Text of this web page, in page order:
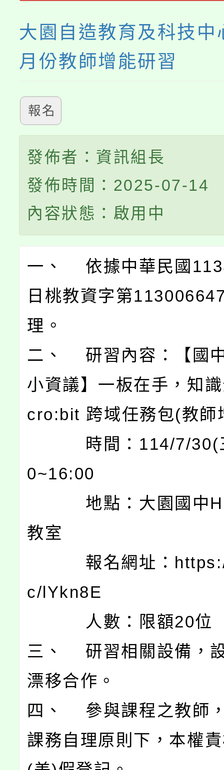
大園自造教育及科技
月份教師增能研習
報名
發佈者：資訊組長
發佈時間：2025-07-14
內容狀態：啟用中
一、 依據中華民國113
日桃教資字第
理。
二、 研習內容：【國
小資議】一板在手，知
cro:bit 跨域任務包(教師
時間：114/7/30(
0~16:00
地點：大園國中H
教室
報名網址：
c/lYkn8E
人數：限額20位
三、 研習相關設備，
漂移合作。
四、 參與課程之教師
課務自理原則下，本權